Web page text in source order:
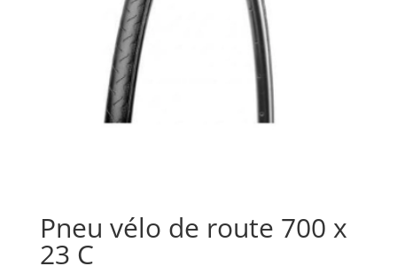
Pneu vélo de route 700 x
23 C